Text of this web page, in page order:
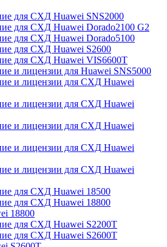
для СХД Huawei SNS2000
для СХД Huawei Dorado2100 G2
для СХД Huawei Dorado5100
для СХД Huawei S2600
для СХД Huawei VIS6600T
и лицензии для Huawei SNS5000
и лицензии для СХД Huawei
и лицензии для СХД Huawei
и лицензии для СХД Huawei
и лицензии для СХД Huawei
и лицензии для СХД Huawei
для СХД Huawei 18500
для СХД Huawei 18800
18800
для СХД Huawei S2200T
для СХД Huawei S2600T